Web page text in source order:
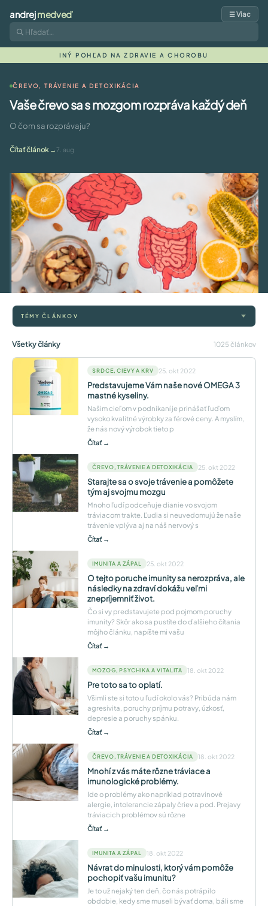
andrejmedveď ☰ Viac
INÝ POHĽAD NA ZDRAVIE A CHOROBU
ČREVO, TRÁVENIE A DETOXIKÁCIA
Vaše črevo sa s mozgom rozpráva každý deň
O čom sa rozprávaju?
Čítať článok 7. aug
TÉMY ČLÁNKOV
Všetky články 1025 článkov
SRDCE, CIEVY A KRV 25. okt 2022
Predstavujeme Vám naše nové OMEGA 3
mastné kyseliny.
Našim cieľom v podnikaní je prinášať ľuďom
vysoko kvalitné výrobky za férové ceny. A myslím,
že nás nový výrobok tieto p
Čítať →
ČREVO, TRÁVENIE A DETOXIKÁCIA 25. okt 2022
Starajte sa o svoje trávenie a pomôžete
tým aj svojmu mozgu
Mnoho ľudí podceňuje dianie vo svojom
tráviacom trakte. Ľudia si neuvedomujú že naše
trávenie vplýva aj na náš nervový s
Čítať →
IMUNITA A ZÁPAL 25. okt 2022
O tejto poruche imunity sa nerozpráva, ale
následky na zdraví dokážu veľmi
znepríjemniť život.
Čo si vy predstavujete pod pojmom poruchy
imunity? Skôr ako sa pustíte do ďalšieho čítania
môjho článku, napíšte mi vašu
Čítať →
MOZOG, PSYCHIKA A VITALITA 18. okt 2022
Pre toto sa to oplatí.
Všimli ste si toto u ľudí okolo vás? Pribúda nám
agresivita, poruchy príjmu potravy, úzkosť,
depresie a poruchy spánku.
Čítať →
ČREVO, TRÁVENIE A DETOXIKÁCIA 18. okt 2022
Mnohí z vás máte rôzne tráviace a
imunologické problémy.
Ide o problémy ako napríklad potravinové
alergie, intolerancie zápaly čriev a pod. Prejavy
tráviacich problémov sú rôzne
Čítať →
IMUNITA A ZÁPAL 18. okt 2022
Návrat do minulosti, ktorý vám pomôže
pochopiť vašu imunitu?
Je to už nejaký ten deň, čo nás potrápilo
obdobie, kedy sme museli bývať doma, báli sme